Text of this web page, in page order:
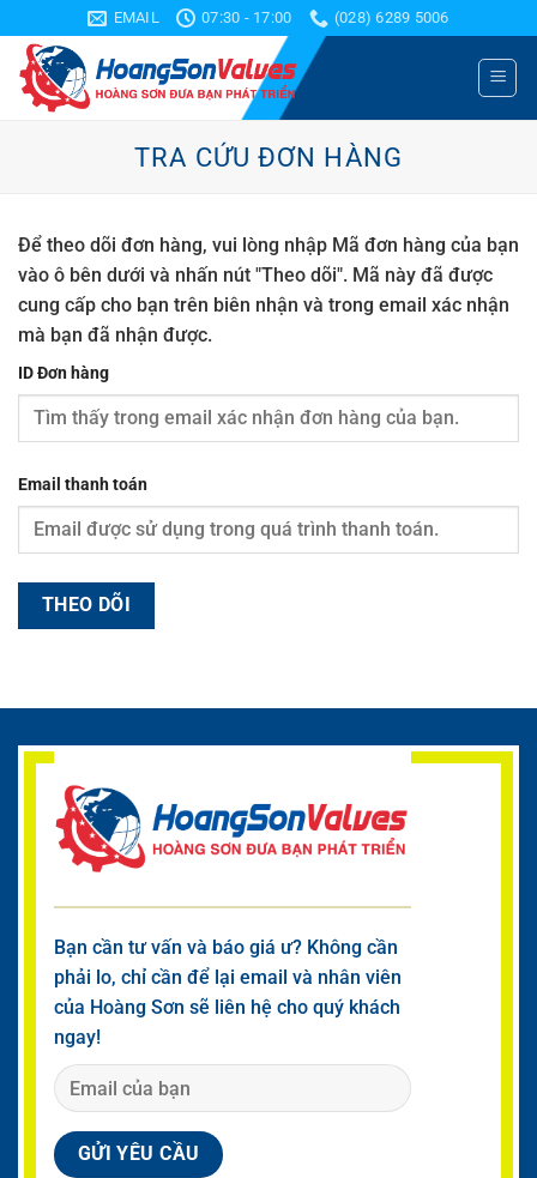
qua
nội
dung
EMAIL 07:30 - 17:00 (028) 6289 5006
TRA CỨU ĐƠN HÀNG
Để theo dõi đơn hàng, vui lòng nhập Mã đơn hàng của bạn
vào ô bên dưới và nhấn nút "Theo dõi". Mã này đã được
cung cấp cho bạn trên biên nhận và trong email xác nhận
mà bạn đã nhận được.
ID Đơn hàng
Email thanh toán
THEO DÕI
Bạn cần tư vấn và báo giá ư? Không cần
phải lo, chỉ cần để lại email và nhân viên
của Hoàng Sơn sẽ liên hệ cho quý khách
ngay!